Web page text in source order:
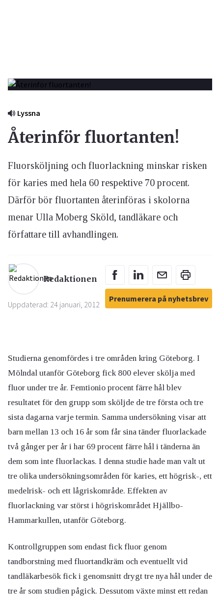
Lyssna
Återinför fluortanten!
Fluorsköljning och fluorlackning minskar risken
för karies med hela 60 respektive 70 procent.
Därför bör fluortanten återinföras i skolorna
menar Ulla Moberg Sköld, tandläkare och
författare till avhandlingen.
Redaktionen
Uppdaterad: 24 januari, 2012
Prenumerera på nyhetsbrev
Studierna genomfördes i tre områden kring Göteborg. I
Mölndal utanför Göteborg fick 800 elever skölja med
fluor under tre år. Femtionio procent färre hål blev
resultatet för den grupp som sköljde de tre första och tre
sista dagarna varje termin. Samma undersökning visar att
barn mellan 13 och 16 år som får sina tänder fluorlackade
två gånger per år i har 69 procent färre hål i tänderna än
dem som inte fluorlackas. I denna studie hade man valt ut
tre olika undersökningsområden för karies, ett högrisk-, ett
medelrisk- och ett lågriskområde. Effekten av
fluorlackning var störst i högriskområdet Hjällbo-
Hammarkullen, utanför Göteborg.
Kontrollgruppen som endast fick fluor genom
tandborstning med fluortandkräm och eventuellt vid
tandläkarbesök fick i genomsnitt drygt tre nya hål under de
tre år som studien pågick. Dessutom växte minst ett redan